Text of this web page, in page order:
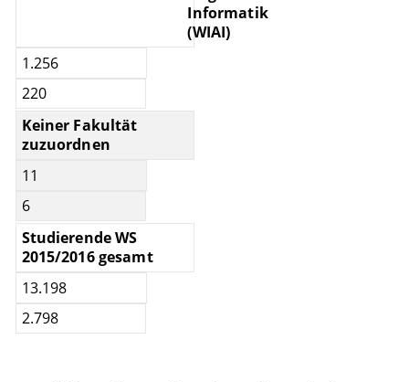
Informatik
(WIAI)
1.256
220
Keiner Fakultät
zuzuordnen
11
6
Studierende WS
2015/2016 gesamt
13.198
2.798